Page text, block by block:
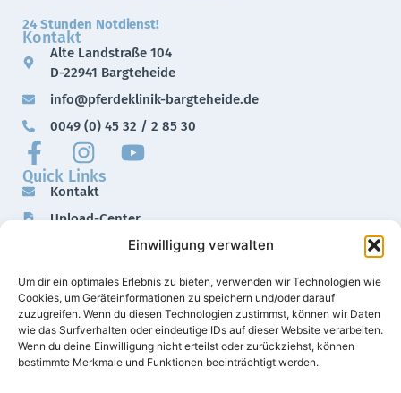
Einwilligung verwalten
Um dir ein optimales Erlebnis zu bieten, verwenden wir Technologien wie
Cookies, um Geräteinformationen zu speichern und/oder darauf
zuzugreifen. Wenn du diesen Technologien zustimmst, können wir Daten
wie das Surfverhalten oder eindeutige IDs auf dieser Website verarbeiten.
Wenn du deine Einwilligung nicht erteilst oder zurückziehst, können
bestimmte Merkmale und Funktionen beeinträchtigt werden.
24 Stunden Notdienst!
Kontakt
Alte Landstraße 104
D-22941 Bargteheide
info@pferdeklinik-bargteheide.de
0049 (0) 45 32 / 2 85 30
Quick Links
Kontakt
Upload-Center
Datenschutz